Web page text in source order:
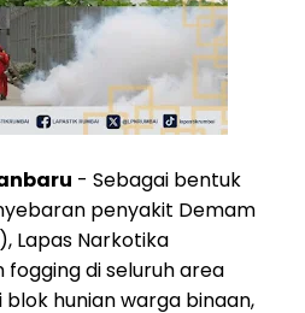
- Sebagai bentuk
penyakit Demam
Lapas Narkotika
di seluruh area
hunian warga binaan,